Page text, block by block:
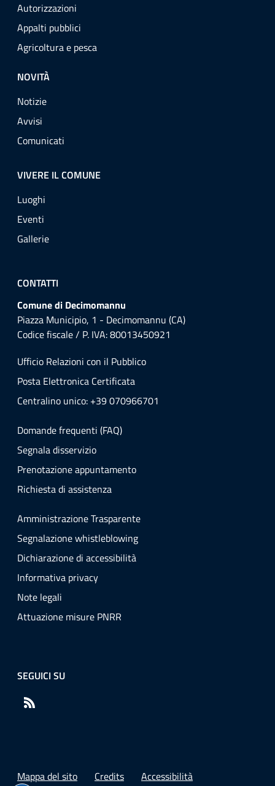
Autorizzazioni
Appalti pubblici
Agricoltura e pesca
NOVITÀ
Notizie
Avvisi
Comunicati
VIVERE IL COMUNE
Luoghi
Eventi
Gallerie
CONTATTI
Comune di Decimomannu
Piazza Municipio, 1 - Decimomannu (CA)
Codice fiscale / P. IVA: 80013450921
Ufficio Relazioni con il Pubblico
Posta Elettronica Certificata
Centralino unico: +39 070966701
Domande frequenti (FAQ)
Segnala disservizio
Prenotazione appuntamento
Richiesta di assistenza
Amministrazione Trasparente
Segnalazione whistleblowing
Dichiarazione di accessibilità
Informativa privacy
Note legali
Attuazione misure PNRR
SEGUICI SU
Mappa del sito Credits Accessibilità